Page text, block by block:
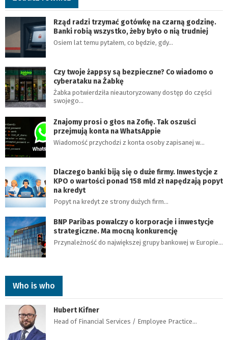
Rząd radzi trzymać gotówkę na czarną godzinę.
Banki robią wszystko, żeby było o nią trudniej
Osiem lat temu pytałem, co będzie, gdy…
Czy twoje żappsy są bezpieczne? Co wiadomo o
cyberataku na Żabkę
Żabka potwierdziła nieautoryzowany dostęp do części
swojego…
Znajomy prosi o głos na Zofię. Tak oszuści
przejmują konta na WhatsAppie
Wiadomość przychodzi z konta osoby zapisanej w…
Dlaczego banki biją się o duże firmy. Inwestycje z
KPO o wartości ponad 158 mld zł napędzają popyt
na kredyt
Popyt na kredyt ze strony dużych firm…
BNP Paribas powalczy o korporacje i inwestycje
strategiczne. Ma mocną konkurencję
Przynależność do największej grupy bankowej w Europie…
Who is who
Hubert Kifner
Head of Financial Services / Employee Practice…